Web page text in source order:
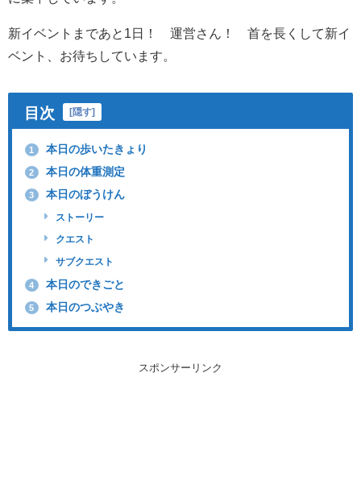
新イベントまであと1日！ 運営さん！ 首を長くして新イ
ベント、お待ちしています。
目次 [隠す]
1 本日の歩いたきょり
2 本日の体重測定
3 本日のぼうけん
ストーリー
クエスト
サブクエスト
4 本日のできごと
5 本日のつぶやき
スポンサーリンク